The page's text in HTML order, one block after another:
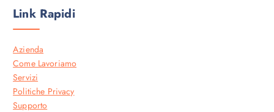
Link Rapidi
Azienda
Come Lavoriamo
Servizi
Politiche Privacy
Supporto